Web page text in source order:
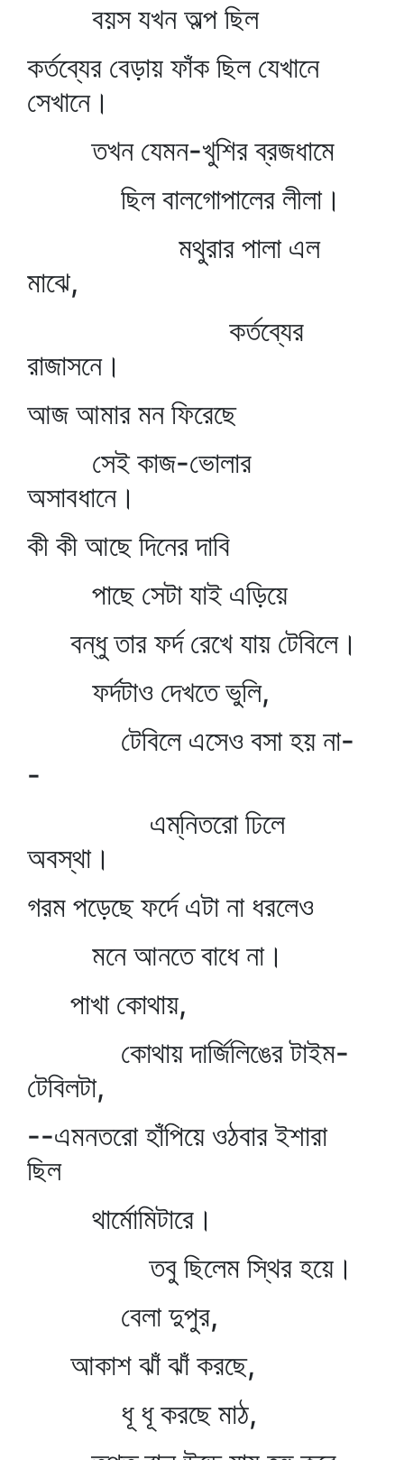
বয়স যখন অল্প ছিল
কর্তব্যের বেড়ায় ফাঁক ছিল যেখানে
সেখানে।
তখন যেমন-খুশির ব্রজধামে
ছিল বালগোপালের লীলা।
মথুরার পালা এল
মাঝে,
কর্তব্যের
রাজাসনে।
আজ আমার মন ফিরেছে
সেই কাজ-ভোলার
অসাবধানে।
কী কী আছে দিনের দাবি
পাছে সেটা যাই এড়িয়ে
বন্ধু তার ফর্দ রেখে যায় টেবিলে।
ফর্দটাও দেখতে ভুলি,
টেবিলে এসেও বসা হয় না-
-
এম্‌নিতরো ঢিলে
অবস্থা।
গরম পড়েছে ফর্দে এটা না ধরলেও
মনে আনতে বাধে না।
পাখা কোথায়,
কোথায় দার্জিলিঙের টাইম-
টেবিলটা,
--এমনতরো হাঁপিয়ে ওঠবার ইশারা
ছিল
থার্মোমিটারে।
তবু ছিলেম স্থির হয়ে।
বেলা দুপুর,
আকাশ ঝাঁ ঝাঁ করছে,
ধূ ধূ করছে মাঠ,